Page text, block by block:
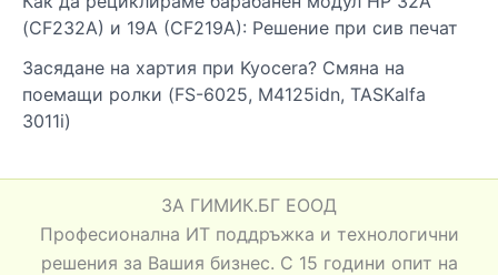
(CF232A) и 19A (CF219A): Решение при сив печат
Засядане на хартия при Kyocera? Смяна на
поемащи ролки (FS-6025, M4125idn, TASKalfa
3011i)
ЗА ГИМИК.БГ ЕООД
Професионална ИТ поддръжка и технологични
решения за Вашия бизнес. С 15 години опит на